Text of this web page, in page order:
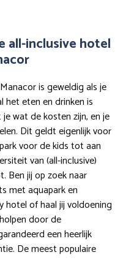
all-inclusive hotel
is geweldig als je
het eten en drinken is
wat de kosten zijn, en je
Dit geldt eigenlijk voor
voor de kids tot aan
van (all-inclusive)
Ben jij op zoek naar
met aquapark en
hotel of haal jij voldoening
door de
een heerlijk
De meest populaire